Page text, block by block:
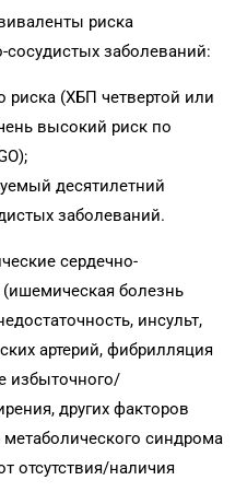
риска
сосудистых заболеваний:
риска (ХБП четвертой или
высокий риск по
десятилетний
заболеваний.
сердечно-
болезнь
инсульт,
артерий, фибрилляция
избыточного/
других факторов
синдрома
отсутствия/наличия